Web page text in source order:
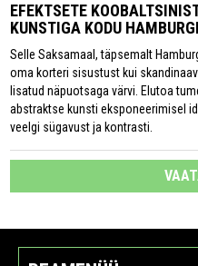
EFEKTSETE
KUNSTIGA KODU
Selle Saksamaal, täpsemalt
oma korteri sisustust kui
lisatud näpuotsaga värvi. Elutoa
abstraktse kunsti eksponeerimisel
veelgi sügavust ja kontrasti.